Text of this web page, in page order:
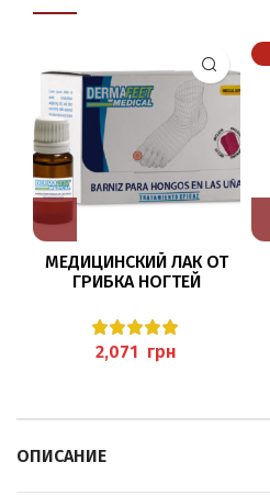
МЕДИЦИНСКИЙ ЛАК ОТ
ГРИБКА НОГТЕЙ
HERBITAS
грн
ОПИСАНИЕ